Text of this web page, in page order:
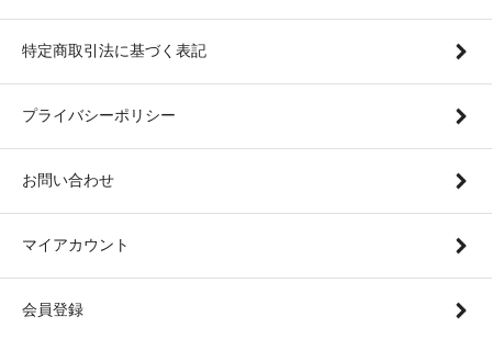
特定商取引法に基づく表記
プライバシーポリシー
お問い合わせ
マイアカウント
会員登録